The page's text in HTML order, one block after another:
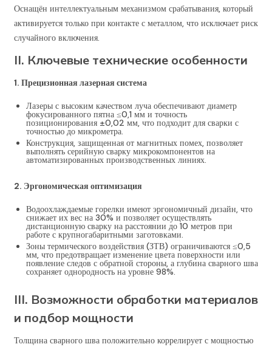
Оснащён интеллектуальным механизмом срабатывания, который
активируется только при контакте с металлом, что исключает риск
случайного включения.
II. Ключевые технические особенности
1. Прецизионная лазерная система
Лазеры с высоким качеством луча обеспечивают диаметр
фокусированного пятна ≤0,1 мм и точность
позиционирования ±0,02 мм, что подходит для сварки с
точностью до микрометра.
Конструкция, защищенная от магнитных помех, позволяет
выполнять серийную сварку микрокомпонентов на
автоматизированных производственных линиях.
2. Эргономическая оптимизация
Водоохлаждаемые горелки имеют эргономичный дизайн, что
снижает их вес на 30% и позволяет осуществлять
дистанционную сварку на расстоянии до 10 метров при
работе с крупногабаритными заготовками.
Зоны термического воздействия (ЗТВ) ограничиваются ≤0,5
мм, что предотвращает изменение цвета поверхности или
появление следов с обратной стороны, а глубина сварного шва
сохраняет однородность на уровне 98%.
III. Возможности обработки материалов
и подбор мощности
Толщина сварного шва положительно коррелирует с мощностью